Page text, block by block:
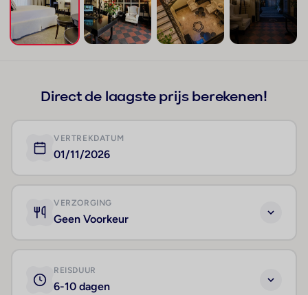
Direct de laagste prijs berekenen!
VERTREKDATUM
01/11/2026
VERZORGING
Geen Voorkeur
REISDUUR
6-10 dagen